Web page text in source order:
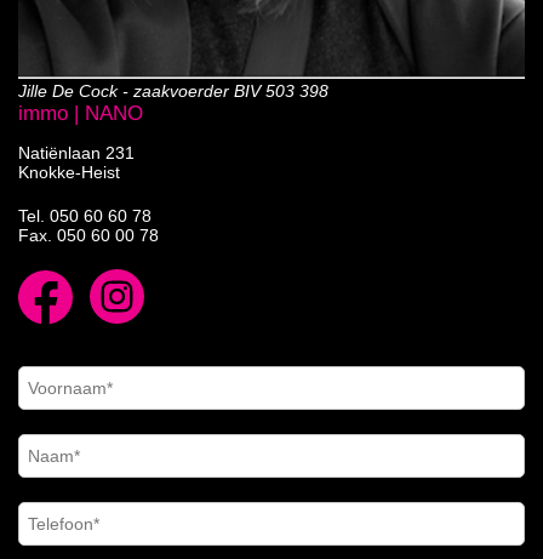
Jille De Cock - zaakvoerder BIV 503 398
immo | NANO
Natiënlaan 231
Knokke-Heist
Tel. 050 60 60 78
Fax. 050 60 00 78